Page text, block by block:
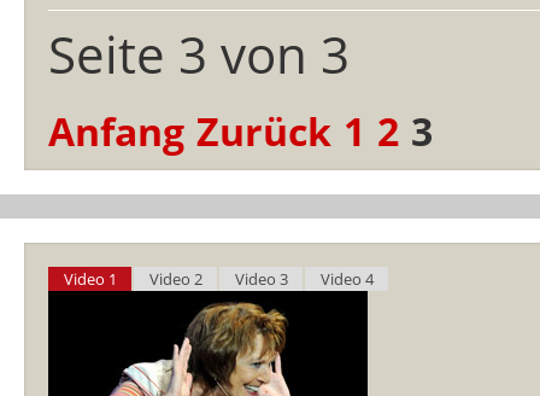
Seite 3 von 3
Anfang Zurück 1 2 3
Video 1 Video 2 Video 3 Video 4